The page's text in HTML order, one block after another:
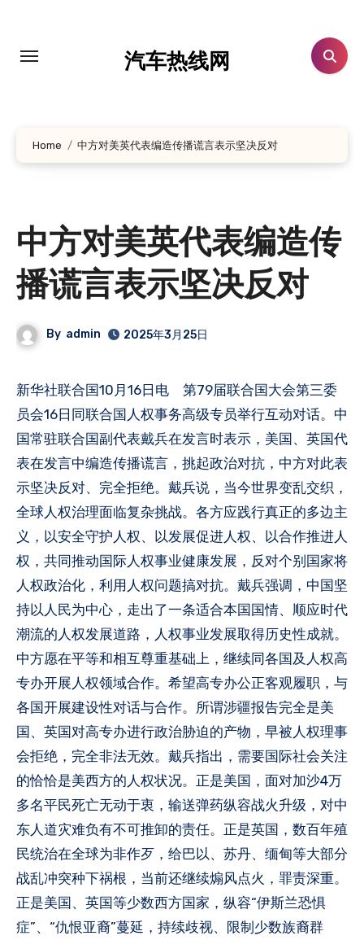
汽车热线网
Home 中方对美英代表编造传播谎言表示坚决反对
中方对美英代表编造传
播谎言表示坚决反对
By admin 2025年3月25日
新华社联合国10月16日电 第79届联合国大会第三委
员会16日同联合国人权事务高级专员举行互动对话。中
国常驻联合国副代表戴兵在发言时表示，美国、英国代
表在发言中编造传播谎言，挑起政治对抗，中方对此表
示坚决反对、完全拒绝。戴兵说，当今世界变乱交织，
全球人权治理面临复杂挑战。各方应践行真正的多边主
义，以安全守护人权、以发展促进人权、以合作推进人
权，共同推动国际人权事业健康发展，反对个别国家将
人权政治化，利用人权问题搞对抗。戴兵强调，中国坚
持以人民为中心，走出了一条适合本国国情、顺应时代
潮流的人权发展道路，人权事业发展取得历史性成就。
中方愿在平等和相互尊重基础上，继续同各国及人权高
专办开展人权领域合作。希望高专办公正客观履职，与
各国开展建设性对话与合作。所谓涉疆报告完全是美
国、英国对高专办进行政治胁迫的产物，早被人权理事
会拒绝，完全非法无效。戴兵指出，需要国际社会关注
的恰恰是美西方的人权状况。正是美国，面对加沙4万
多名平民死亡无动于衷，输送弹药纵容战火升级，对中
东人道灾难负有不可推卸的责任。正是英国，数百年殖
民统治在全球为非作歹，给巴以、苏丹、缅甸等大部分
战乱冲突种下祸根，当前还继续煽风点火，罪责深重。
正是美国、英国等少数西方国家，纵容“伊斯兰恐惧
症”、“仇恨亚裔”蔓延，持续歧视、限制少数族裔群